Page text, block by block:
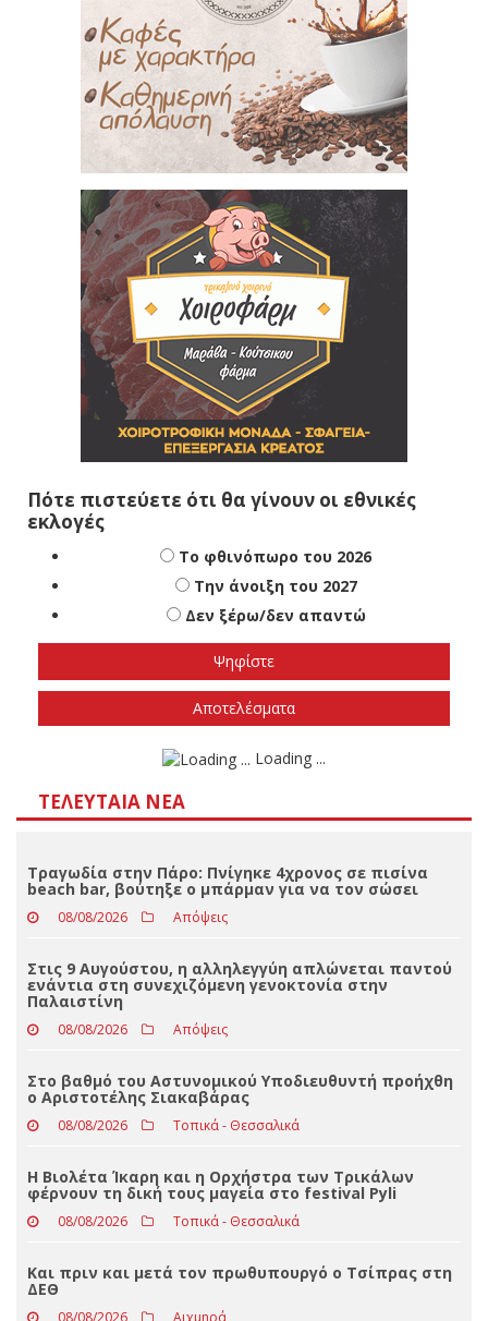
Πότε πιστεύετε ότι θα γίνουν οι εθνικές
εκλογές
Το φθινόπωρο του 2026
Την άνοιξη του 2027
Δεν ξέρω/δεν απαντώ
ΤΕΛΕΥΤΑΊΑ ΝΈΑ
Τραγωδία στην Πάρο: Πνίγηκε 4χρονος σε πισίνα
beach bar, βούτηξε ο μπάρμαν για να τον σώσει
08/08/2026
ενάντια στη συνεχιζόμενη γενοκτονία στην
Παλαιστίνη
08/08/2026 Απόψεις
Στο βαθμό του Αστυνομικού Υποδιευθυντή προήχθη
ο Αριστοτέλης Σιακαβάρας
08/08/2026 Τοπικά - Θεσσαλικά
Η Βιολέτα Ίκαρη και η Ορχήστρα των Τρικάλων
φέρνουν τη δική τους μαγεία στο festival Pyli